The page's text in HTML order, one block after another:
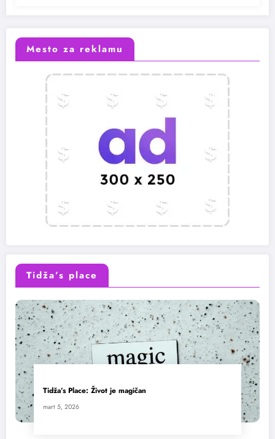
Mesto za reklamu
Tidža’s place
Tidža’s Place: Život je magičan
mart 5, 2026